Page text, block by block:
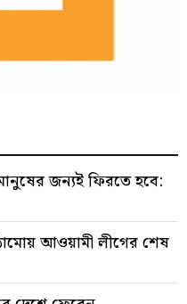
জন্যই ফিরতে হবে:
আওয়ামী লীগের শেষ